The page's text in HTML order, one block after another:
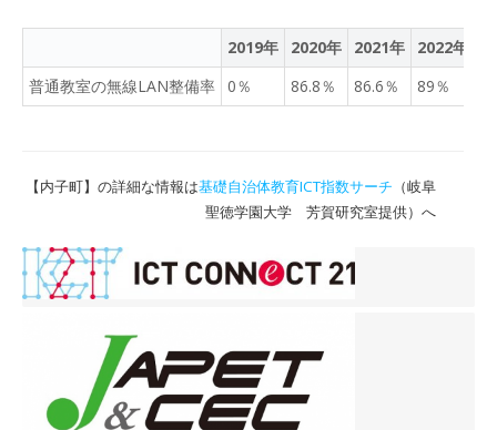
2019年 2020年 2021年 2022年
普通教室の無線LAN整備率 0％ 86.8％ 86.6％ 89％
【内子町】の詳細な情報は基礎自治体教育ICT指数サーチ （岐阜
聖徳学園大学 芳賀研究室提供）へ